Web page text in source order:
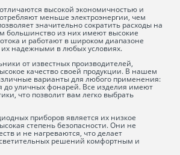
высокой экономичностью и
меньше электроэнергии, чем
значительно сократить расходы на
большинство из них имеют высокие
и работают в широком диапазоне
их надежными в любых условиях.
от известных производителей,
качество своей продукции. В нашем
варианты для любого применения:
до уличных фонарей. Все изделия имеют
что позволит вам легко выбрать
приборов является их низкое
степень безопасности. Они не
и не нагреваются, что делает
решений комфортным и